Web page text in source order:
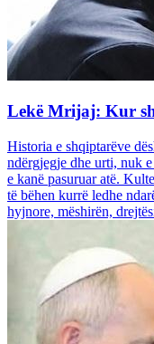
Lekë Mrijaj: Kur
Historia e shqiptarëve
ndërgjegje dhe urti, nuk
e kanë pasuruar atë.
të bëhen kurrë ledhe
hyjnore, mëshirën,